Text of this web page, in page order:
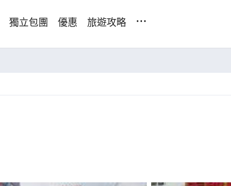
獨立包團 優惠 旅遊攻略 ...